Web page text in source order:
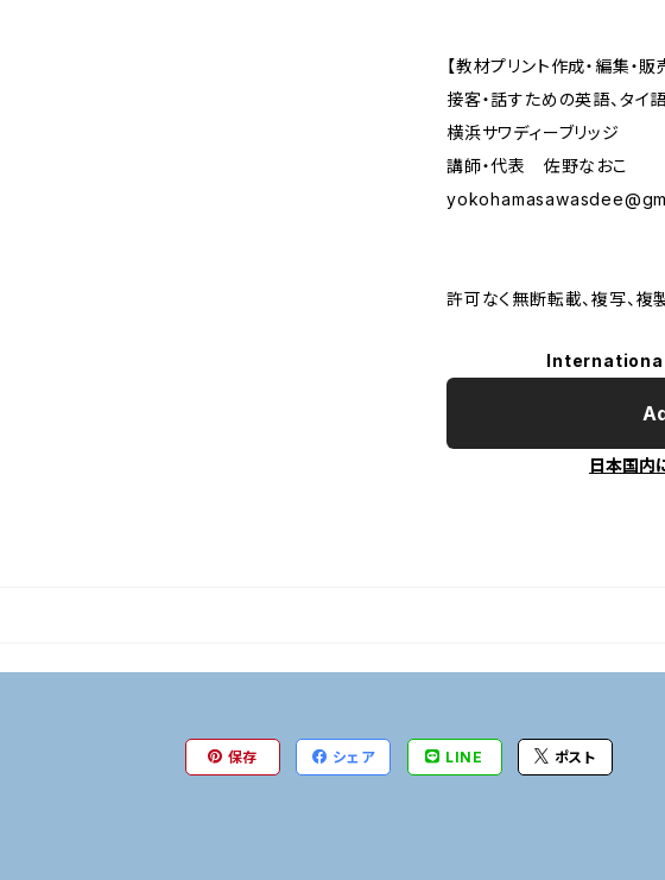
【教材プリント作成・編集・販
接客・話すための英語、タイ
横浜サワディーブリッジ
講師・代表 佐野なおこ
許可なく無断転載、複写、複
日本国内
保存 シェア LINE ポスト